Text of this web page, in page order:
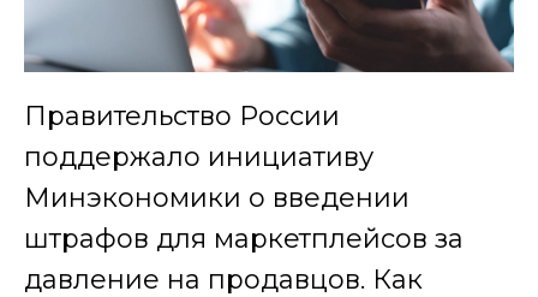
Правительство России
поддержало инициативу
Минэкономики о введении
штрафов для маркетплейсов за
давление на продавцов. Как